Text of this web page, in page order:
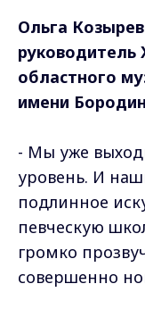
Ольга
руководитель
областного
имени
- Мы уже
уровень. И
подлинное
певческую
громко
совершенно